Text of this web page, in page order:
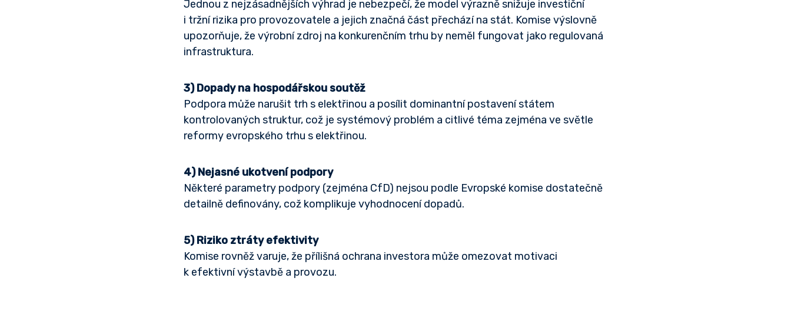
Jednou z nejzásadnějších výhrad je nebezpečí, že model výrazně snižuje investiční
i tržní rizika pro provozovatele a jejich značná část přechází na stát. Komise výslovně
upozorňuje, že výrobní zdroj na konkurenčním trhu by neměl fungovat jako regulovaná
infrastruktura.
3) Dopady na hospodářskou soutěž
Podpora může narušit trh s elektřinou a posílit dominantní postavení státem
kontrolovaných struktur, což je systémový problém a citlivé téma zejména ve světle
reformy evropského trhu s elektřinou.
4) Nejasné ukotvení podpory
Některé parametry podpory (zejména CfD) nejsou podle Evropské komise dostatečně
detailně definovány, což komplikuje vyhodnocení dopadů.
5) Riziko ztráty efektivity
Komise rovněž varuje, že přílišná ochrana investora může omezovat motivaci
k efektivní výstavbě a provozu.